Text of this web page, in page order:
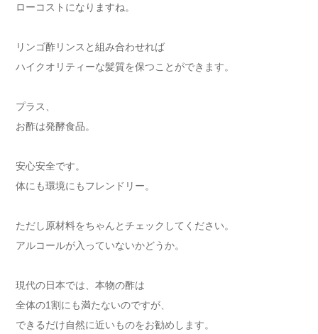
ローコストになりますね。
リンゴ酢リンスと組み合わせれば
ハイクオリティーな髪質を保つことができます。
プラス、
お酢は発酵食品。
安心安全です。
体にも環境にもフレンドリー。
ただし原材料をちゃんとチェックしてください。
アルコールが入っていないかどうか。
現代の日本では、本物の酢は
全体の1割にも満たないのですが、
できるだけ自然に近いものをお勧めします。